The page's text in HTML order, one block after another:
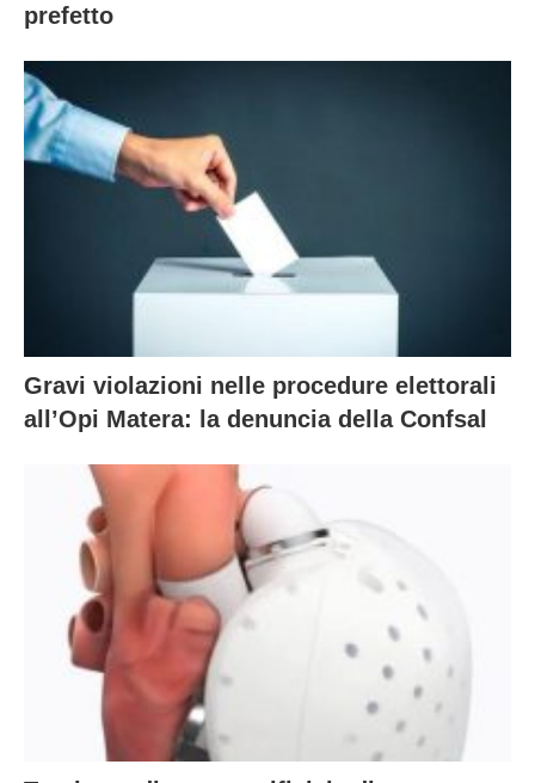
prefetto
Gravi violazioni nelle procedure elettorali
all’Opi Matera: la denuncia della Confsal